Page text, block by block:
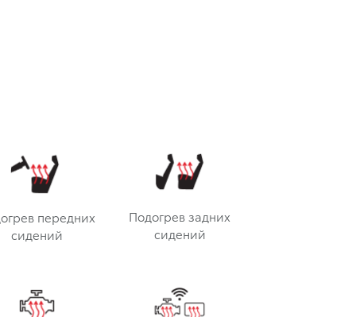
передних
сидений
Подогрев задних
сидений